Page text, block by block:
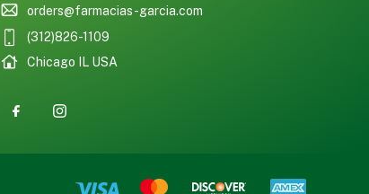
orders@farmacias-garcia.com
(312)826-1109
Chicago IL USA